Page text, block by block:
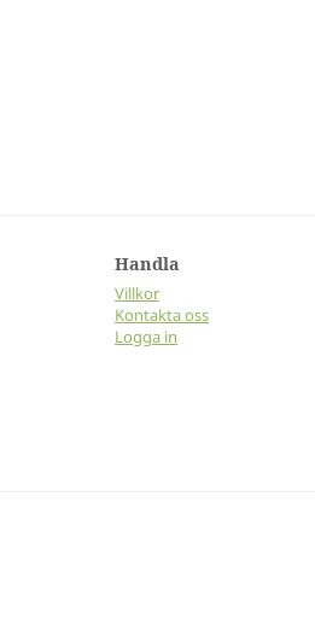
Handla
Villkor
Kontakta oss
Logga in